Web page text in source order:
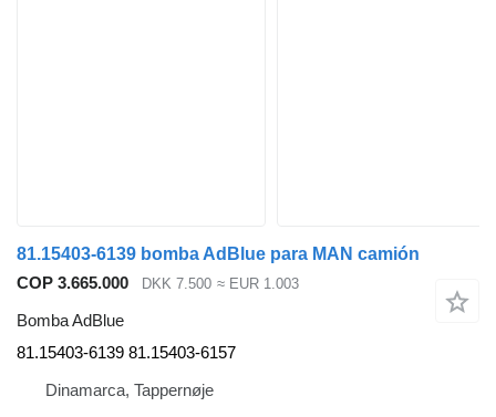
81.15403-6139 bomba AdBlue para MAN camión
COP 3.665.000
DKK 7.500 ≈ EUR 1.003
Bomba AdBlue
81.15403-6139 81.15403-6157
Dinamarca, Tappernøje